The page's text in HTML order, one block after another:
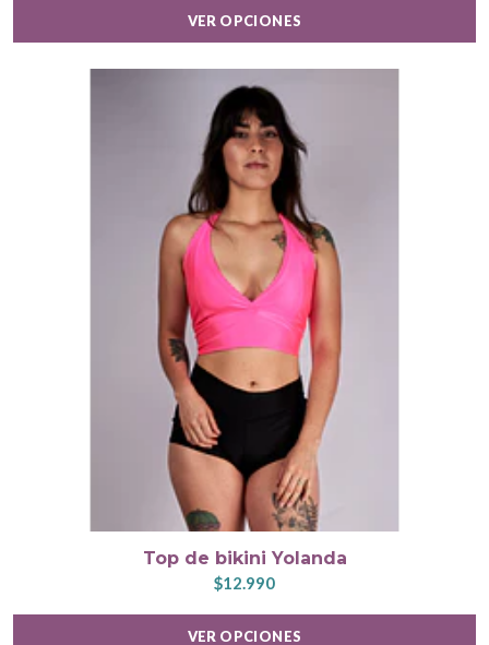
VER OPCIONES
Top de bikini Yolanda
$12.990
VER OPCIONES